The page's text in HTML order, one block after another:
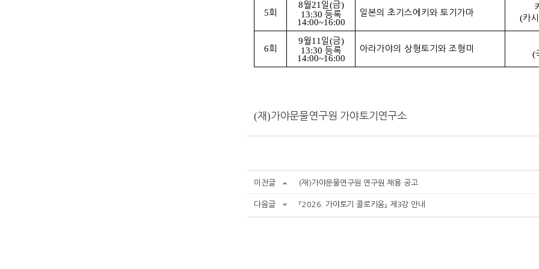
5회
8월 21 일 (금)
13:30 등록
14:00~16:00
일본의 초기스에키와 토기가마
(카
6회
9월 11 일 (금)
13:30 등록
14:00~16:00
아라가야의 상형토기와 조형미
(
(재)가야문물연구원 가야토기연구소
이전글 (재)가야문물연구원 연구원 채용 공고
다음글 『2026. 가야토기 콜로키움』 제3강 안내